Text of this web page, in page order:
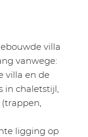
villa
vanwege:
villa en de
in chaletstijl,
ligging op